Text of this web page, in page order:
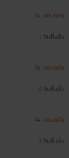
ตอบกลับ
1 วันที่แล้ว
ตอบกลับ
2 วันที่แล้ว
ตอบกลับ
2 วันที่แล้ว